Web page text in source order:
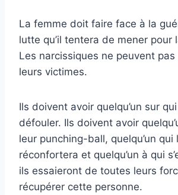
La femme doit faire face à la
lutte qu’il tentera de mener pour
Les narcissiques ne peuvent pas
leurs victimes.
Ils doivent avoir quelqu’un sur
défouler. Ils doivent avoir
leur punching-ball, quelqu’un qui
réconfortera et quelqu’un à qui
ils essaieront de toutes leurs
récupérer cette personne.